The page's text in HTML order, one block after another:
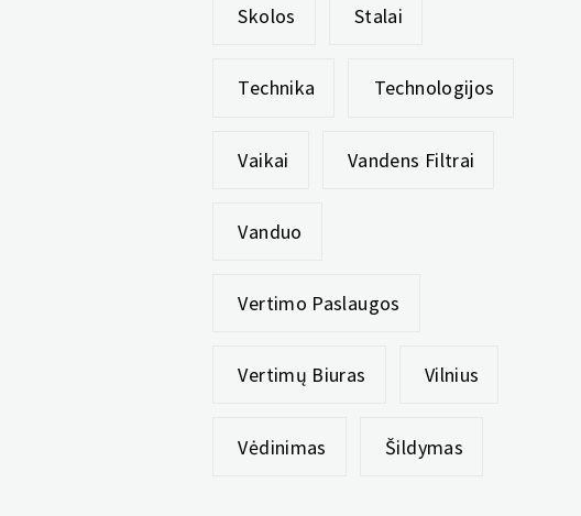
Skolos Stalai
Technika Technologijos
Vaikai Vandens Filtrai
Vanduo
Vertimo Paslaugos
Vertimų Biuras Vilnius
Vėdinimas Šildymas